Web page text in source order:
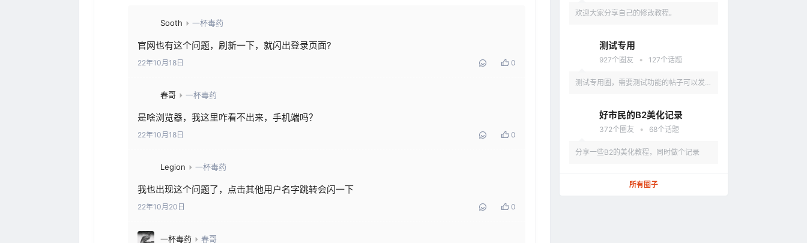
Sooth 一杯毒药
官网也有这个问题，刷新一下，就闪出登录页面?
22年10月18日 0
春哥 一杯毒药
是啥浏览器，我这里咋看不出来，手机端吗？
22年10月18日 0
Legion 一杯毒药
我也出现这个问题了，点击其他用户名字跳转会闪一下
22年10月20日 0
一杯毒药 春哥
欢迎大家分享自己的修改教程。
测试专用
927个圈友 • 127个话题
测试专用圈，需要测试功能的帖子可以发到
治类的内容。
好市民的B2美化记录
372个圈友 • 68个话题
分享一些B2的美化教程，同时做个记录
所有圈子